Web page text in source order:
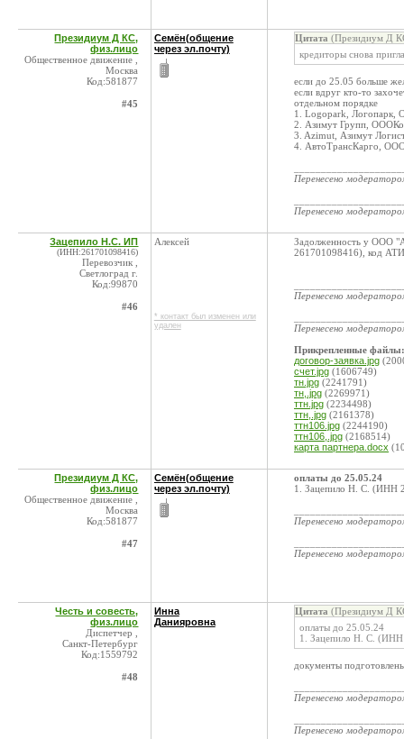
Президиум Д КС,
физ.лицо
Общественное движение ,
Москва
Код:581877
#45
Семён(общение
через эл.почту)
Цитата (Президиум Д
кредиторы снова
если до 25.05 больше
если вдруг кто-то
отдельном порядке
1. Logopark, Логопарк,
2. Азимут Групп,
3. Azimut, Азимут
4. АвтоТрансКарго,
Перенесено
Перенесено
Зацепило Н.С. ИП
(ИНН:261701098416)
Перевозчик ,
Светлоград г.
Код:99870
#46
Алексей
* контакт был изменен или
удален
Задолженность у ООО
261701098416), код
Перенесено
Перенесено
Прикрепленные файлы:
договор-заявка.jpg
счет.jpg (1606749)
тн.jpg (2241791)
тн,.jpg (2269971)
ттн.jpg (2234498)
ттн,.jpg (2161378)
ттн106.jpg (2244190)
ттн106,.jpg (2168514)
карта партнера.docx
Президиум Д КС,
физ.лицо
Общественное движение ,
Москва
Код:581877
#47
Семён(общение
через эл.почту)
оплаты до 25.05.24
1. Зацепило Н. С. (ИНН
Перенесено
Перенесено
Честь и совесть,
физ.лицо
Диспетчер ,
Санкт-Петербург
Код:1559792
#48
Инна
Данияровна
Цитата (Президиум Д
оплаты до 25.05.24
1. Зацепило Н. С.
документы
Перенесено
Перенесено